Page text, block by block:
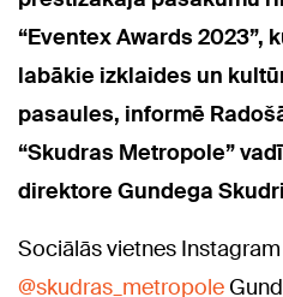
“Eventex Awards 2023”,
labākie izklaides un
pasaules, informē
“Skudras Metropole”
direktore Gundega
Sociālās vietnes
@skudras_metropole